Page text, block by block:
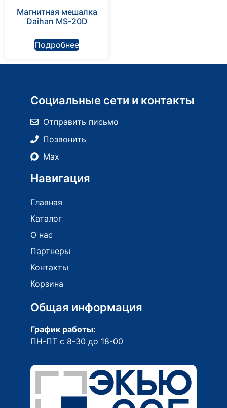
Магнитная мешалка
Daihan MS-20D
Подробнее
Социальные сети и контакты
Отправить письмо
Позвонить
Max
Навигация
Главная
Каталог
О нас
Партнеры
Контакты
Корзина
Общая информация
График работы:
ПН-ПТ с 8-30 до 18-00